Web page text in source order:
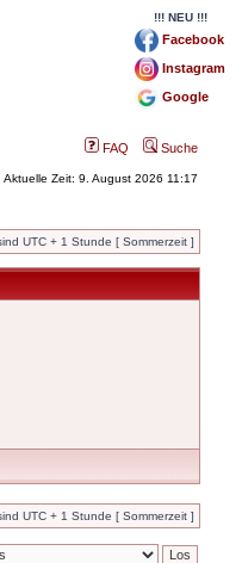
!!! NEU !!!
Facebook
Instagram
Google
FAQ Suche
Aktuelle Zeit: 9. August 2026 11:17
UTC + 1 Stunde [ Sommerzeit ]
UTC + 1 Stunde [ Sommerzeit ]